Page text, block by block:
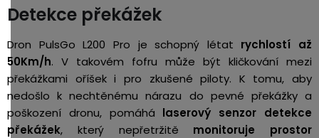
Detekce překážek
Dron PulsGo L200 Pro je schopný létat rychlostí až
50Km/h. V takovém fofru může být kličkování mezi
překážkami oříšek i pro zkušené piloty. K tomu, aby
nedošlo k nechtěnému nárazu do pevné překážky a
poškození dronu, pomáhá laserový senzor detekce
překážek, který nepřetržitě monitoruje prostor